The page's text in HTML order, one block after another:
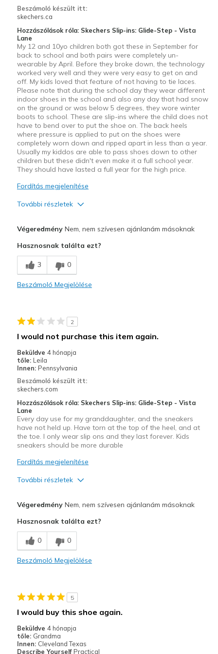
Beszámoló készült itt:
skechers.ca
Hozzászólások róla: Skechers Slip-ins: Glide-Step - Vista
Lane
My 12 and 10yo children both got these in September for
back to school and both pairs were completely un-
wearable by April. Before they broke down, the technology
worked very well and they were very easy to get on and
off. My kids loved that feature of not having to tie laces.
Please note that during the school day they wear different
indoor shoes in the school and also any day that had snow
on the ground or was below 5 degrees, they wore winter
boots to school. These are slip-ins where the child does not
have to bend over to put the shoe on. The back heels
where pressure is applied to put on the shoes were
completely worn down and ripped apart in less than a year.
Usually my kiddos are able to pass shoes down to other
children but these didn't even make it a full school year.
They should have lasted a full year for the high price.
Fordítás megjelenítése
További részletek
Kontra
Poor Quality
Wear Out Quickly
Everyday childhood running around
Sizing
View On Shoes
VégeredményNem, nem szívesen ajánlanám másoknak
Hasznosnak találta ezt?
3 0
Beszámoló Megjelölése
2
I would not purchase this item again.
Beküldve 4 hónapja
tőle: Leila
Innen: Pennsylvania
Beszámoló készült itt:
skechers.com
Hozzászólások róla: Skechers Slip-ins: Glide-Step - Vista
Lane
Every day use for my granddaughter, and the sneakers
have not held up. Have torn at the top of the heel, and at
the toe. I only wear slip ons and they last forever. Kids
sneakers should be more durable
Fordítás megjelenítése
További részletek
Kontra
Wear Out Quickly
Worn out after just one month
Sizing
VégeredményNem, nem szívesen ajánlanám másoknak
Hasznosnak találta ezt?
0 0
Beszámoló Megjelölése
5
I would buy this shoe again.
Beküldve 4 hónapja
tőle: Grandma
Innen: Cleveland Texas
Describe Yourself Practical